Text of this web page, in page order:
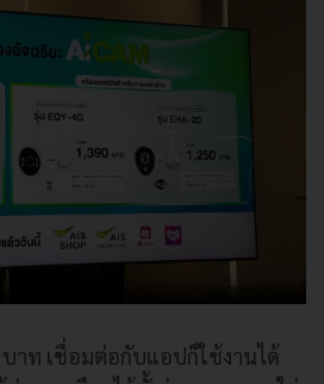
บาท เชื่อมต่อกับแอปก็ใช้งานได้